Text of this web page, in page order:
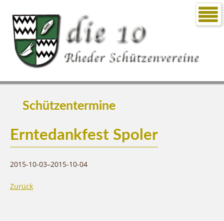
Schützentermine
Erntedankfest Spoler
2015-10-03–2015-10-04
Zurück